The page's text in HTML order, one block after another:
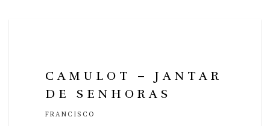
CAMULOT – JANTAR
DE SENHORAS
FRANCISCO